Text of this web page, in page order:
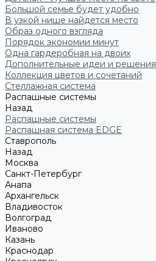
Большой семье будет удобно
В узкой нише найдется место
Образ одного взгляда
Порядок экономии минут
Одна гардеробная на двоих
Дополнительные идеи и решения
Коллекция цветов и сочетаний
Стеллажная система
Распашные системы
Назад
Распашные системы
Распашная система EDGE
Ставрополь
Назад
Москва
Санкт-Петербург
Анапа
Архангельск
Владивосток
Волгоград
Иваново
Казань
Краснодар